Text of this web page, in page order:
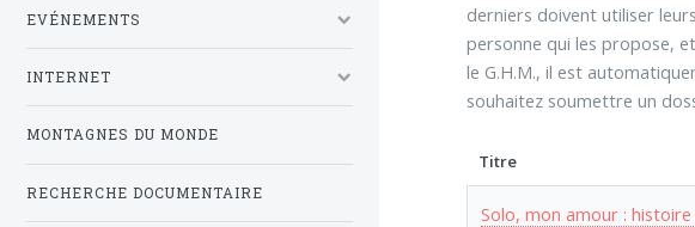
derniers doivent utiliser
personne qui les propose,
le G.H.M., il est
souhaitez soumettre un
Titre
Solo, mon amour :
EVÉNEMENTS
INTERNET
MONTAGNES DU MONDE
RECHERCHE DOCUMENTAIRE